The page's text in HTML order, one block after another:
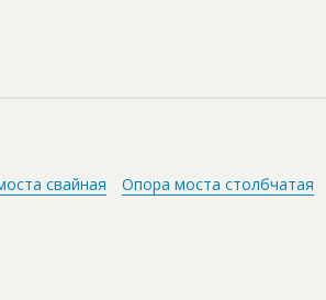
свайная
Опора моста столбчатая